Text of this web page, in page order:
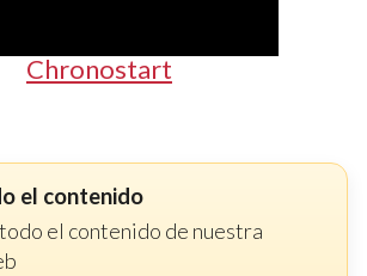
Chronostart
el contenido
el contenido de nuestra